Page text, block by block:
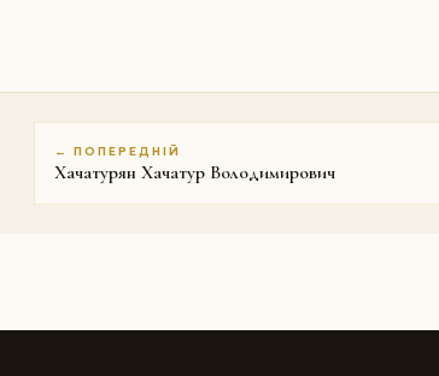
← ПОПЕРЕДНІЙ
Хачатурян Хачатур Володимирович